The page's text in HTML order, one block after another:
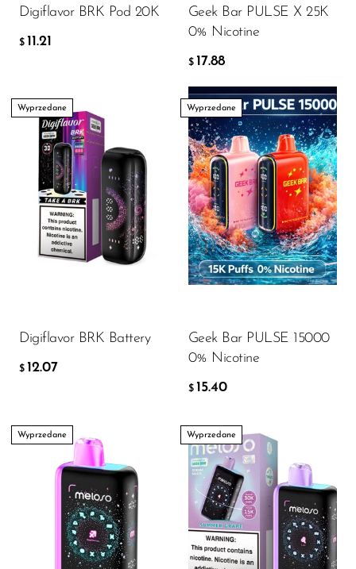
Digiflavor BRK Pod 20K
$ 11.21
Geek Bar PULSE X 25K
0% Nicotine
$ 17.88
Wyprzedane
Digiflavor BRK Battery
$ 12.07
Wyprzedane
Geek Bar PULSE 15000
0% Nicotine
$ 15.40
Wyprzedane Wyprzedane